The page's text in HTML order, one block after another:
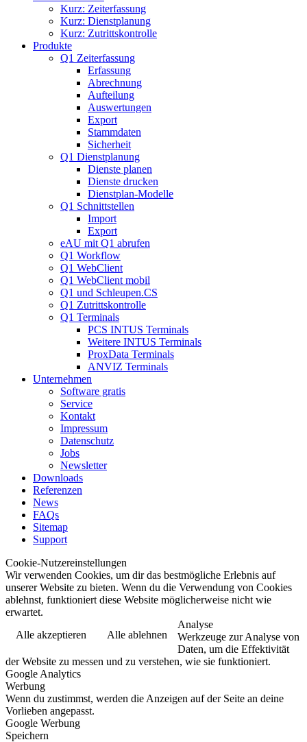
Kurz: Zeiterfassung
Kurz: Dienstplanung
Kurz: Zutrittskontrolle
Produkte
Q1 Zeiterfassung
Erfassung
Abrechnung
Aufteilung
Auswertungen
Export
Stammdaten
Sicherheit
Q1 Dienstplanung
Dienste planen
Dienste drucken
Dienstplan-Modelle
Q1 Schnittstellen
Import
Export
eAU mit Q1 abrufen
Q1 Workflow
Q1 WebClient
Q1 WebClient mobil
Q1 und Schleupen.CS
Q1 Zutrittskontrolle
Q1 Terminals
PCS INTUS Terminals
Weitere INTUS Terminals
ProxData Terminals
ANVIZ Terminals
Unternehmen
Software gratis
Service
Kontakt
Impressum
Datenschutz
Jobs
Newsletter
Downloads
Referenzen
News
FAQs
Sitemap
Support
Cookie-Nutzereinstellungen
Wir verwenden Cookies, um dir das bestmögliche Erlebnis auf
unserer Website zu bieten. Wenn du die Verwendung von Cookies
ablehnst, funktioniert diese Website möglicherweise nicht wie
erwartet.
Alle akzeptieren
Alle ablehnen
Analyse
Werkzeuge zur Analyse von
Daten, um die Effektivität
der Website zu messen und zu verstehen, wie sie funktioniert.
Google Analytics
Werbung
Wenn du zustimmst, werden die Anzeigen auf der Seite an deine
Vorlieben angepasst.
Google Werbung
Speichern